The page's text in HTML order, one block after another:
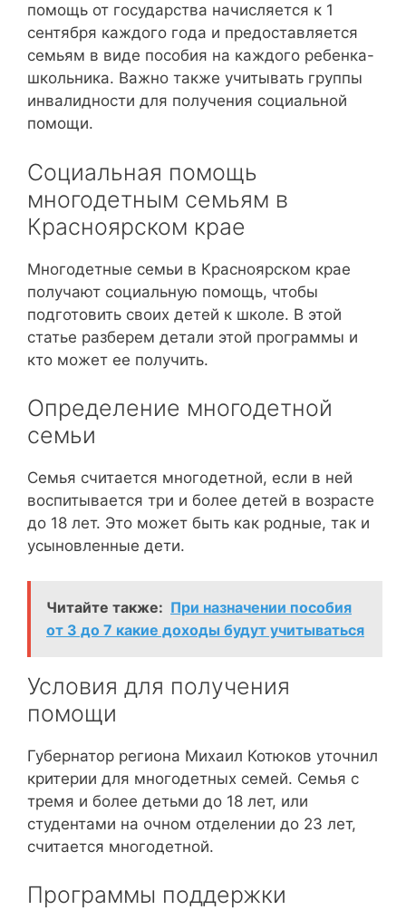
помощь от государства начисляется к 1
сентября каждого года и предоставляется
семьям в виде пособия на каждого ребенка-
школьника. Важно также учитывать группы
инвалидности для получения социальной
помощи.
Социальная помощь
многодетным семьям в
Красноярском крае
Многодетные семьи в Красноярском крае
получают социальную помощь, чтобы
подготовить своих детей к школе. В этой
статье разберем детали этой программы и
кто может ее получить.
Определение многодетной
семьи
Семья считается многодетной, если в ней
воспитывается три и более детей в возрасте
до 18 лет. Это может быть как родные, так и
усыновленные дети.
Читайте также: При назначении пособия
от 3 до 7 какие доходы будут учитываться
Условия для получения
помощи
Губернатор региона Михаил Котюков уточнил
критерии для многодетных семей. Семья с
тремя и более детьми до 18 лет, или
студентами на очном отделении до 23 лет,
считается многодетной.
Программы поддержки